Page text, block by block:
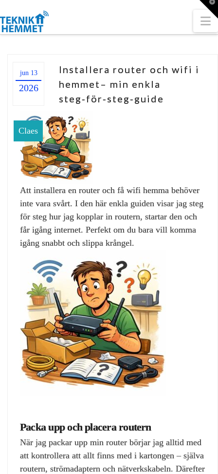
jun 13
2026
Installera router och wifi i
hemmet– min enkla
steg‑för‑steg‑guide
Claes
Att installera en router och få wifi hemma behöver
inte vara svårt. I den här enkla guiden visar jag steg
för steg hur jag kopplar in routern, startar den och
får igång internet. Perfekt om du bara vill komma
igång snabbt och slippa krångel.
Packa upp och placera routern
När jag packar upp min router börjar jag alltid med
att kontrollera att allt finns med i kartongen – själva
routern, strömadaptern och nätverkskabeln. Därefter